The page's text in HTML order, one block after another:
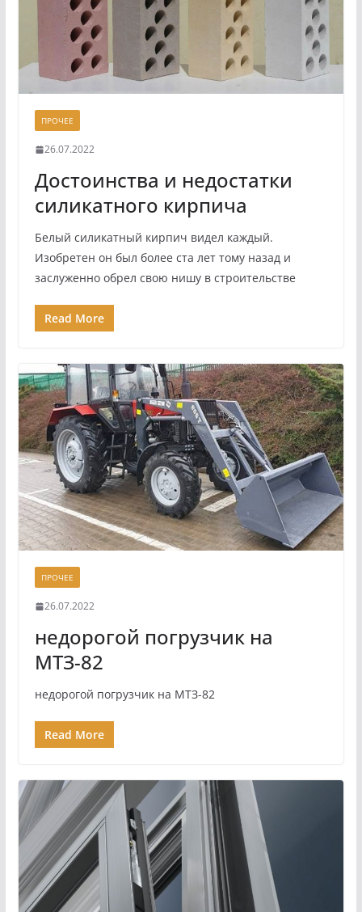
ПРОЧЕЕ
26.07.2022
Достоинства и недостатки
силикатного кирпича
Белый силикатный кирпич видел каждый.
Изобретен он был более ста лет тому назад и
заслуженно обрел свою нишу в строительстве
Read More
ПРОЧЕЕ
26.07.2022
недорогой погрузчик на
МТЗ-82
недорогой погрузчик на МТЗ-82
Read More